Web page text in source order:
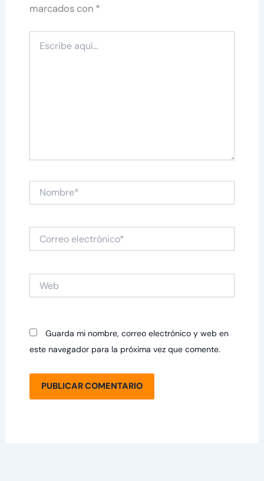
marcados con *
aquí...
electrónico*
Guarda mi nombre, correo electrónico y web en
este navegador para la próxima vez que comente.